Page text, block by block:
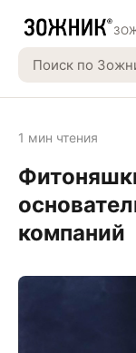
ЗОЖ
1 мин чтения
компаний